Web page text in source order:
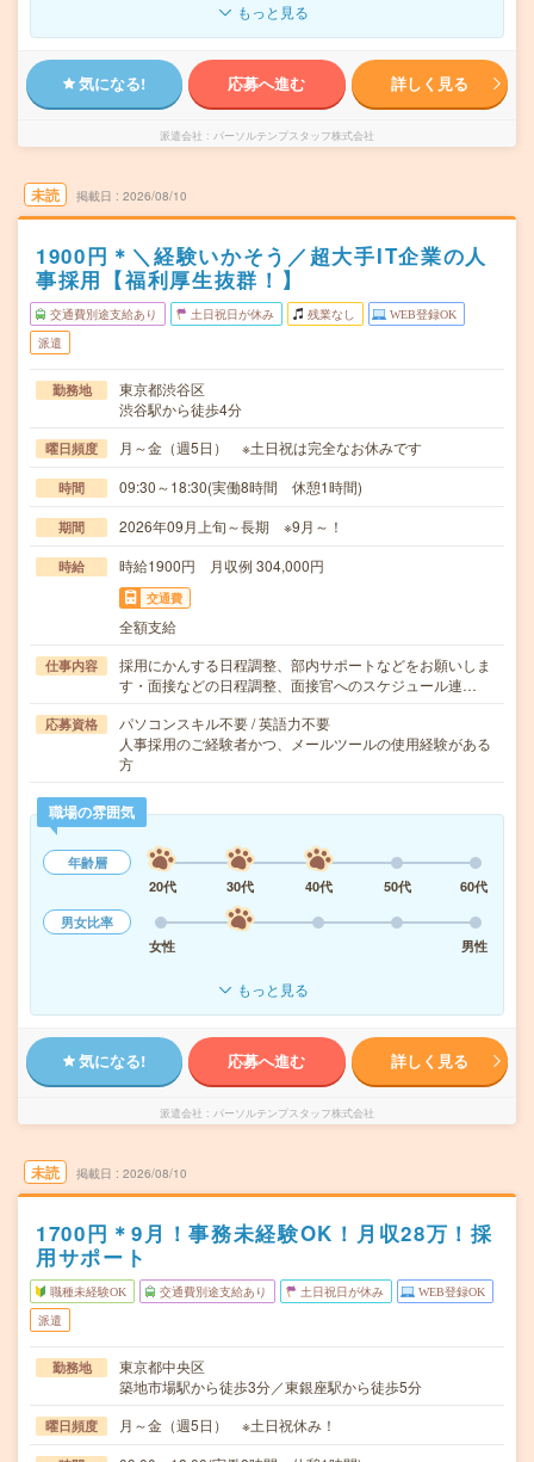
もっと見る
気になる! 応募へ進む 詳しく見る
派遣会社 パーソルテンプスタッフ株式会社
未読 掲載日 2026/08/10
1900円＊＼経験いかそう／超大手IT企業の人
事採用【福利厚生抜群！】
交通費別途支給あり 土日祝日が休み 残業なし WEB登録OK
派遣
勤務地
東京都渋谷区
渋谷駅から徒歩4分
曜日頻度 月～金（週5日） ※土日祝は完全なお休みです
時間 09:30～18:30(実働8時間 休憩1時間)
期間 2026年09月上旬～長期 ※9月～！
時給 時給1900円 月収例 304,000円
交通費
全額支給
仕事内容
採用にかんする日程調整、部内サポートなどをお願いしま
す・面接などの日程調整、面接官へのスケジュール連…
応募資格
パソコンスキル不要 / 英語力不要
人事採用のご経験者かつ、メールツールの使用経験がある
方
職場の雰囲気
年齢層
20代
30代 40代 50代
60代
男女比率
女性
男性
もっと見る
気になる! 応募へ進む 詳しく見る
派遣会社 パーソルテンプスタッフ株式会社
未読 掲載日 2026/08/10
1700円＊9月！事務未経験OK！月収28万！採
用サポート
職種未経験OK 交通費別途支給あり 土日祝日が休み WEB登録OK
派遣
勤務地
東京都中央区
築地市場駅から徒歩3分／東銀座駅から徒歩5分
曜日頻度 月～金（週5日） ※土日祝休み！